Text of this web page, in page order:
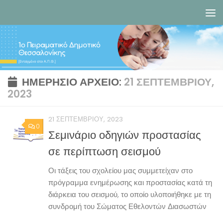
ΗΜΕΡΉΣΙΟ ΑΡΧΕΊΟ: 21 ΣΕΠΤΕΜΒΡΊΟΥ,
2023
0
21 ΣΕΠΤΕΜΒΡΊΟΥ, 2023
Σεμινάριο οδηγιών προστασίας
σε περίπτωση σεισμού
Οι τάξεις του σχολείου μας συμμετείχαν στο
πρόγραμμα ενημέρωσης και προστασίας κατά τη
διάρκεια του σεισμού, το οποίο υλοποιήθηκε με τη
συνδρομή του Σώματος Εθελοντών Διασωστών